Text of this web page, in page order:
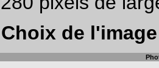
Choix de